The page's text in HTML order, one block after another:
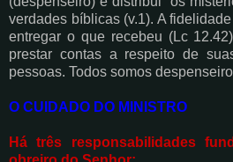
verdades bíblicas (v.1). A
entregar o que recebeu (Lc
prestar contas a respeito de
pessoas. Todos somos
O CUIDADO DO MINISTRO
Há três responsabilidades